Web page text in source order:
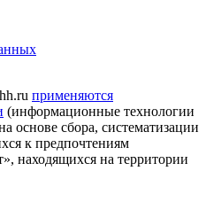
применяются
(информационные технологии
основе сбора, систематизации
к предпочтениям
находящихся на территории